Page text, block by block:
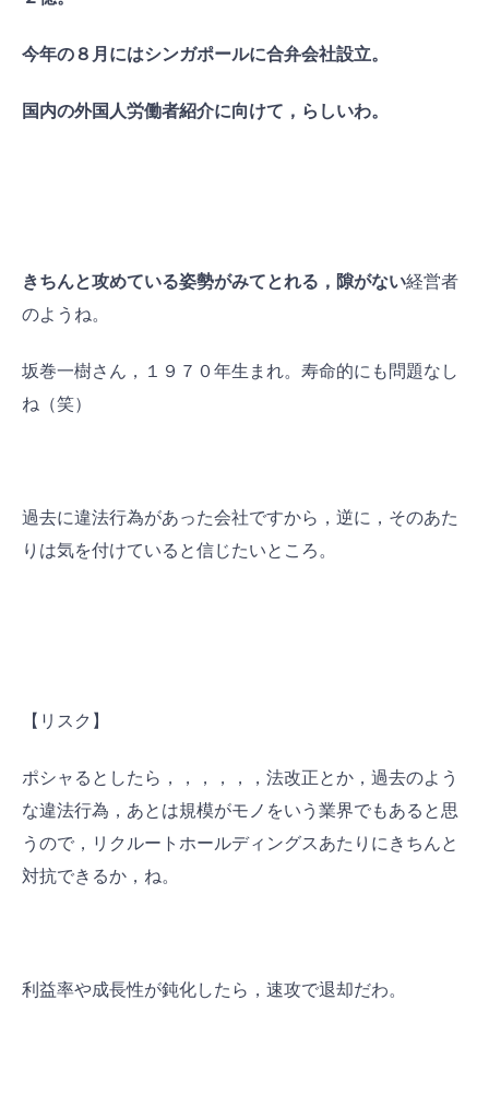
今年の８月にはシンガポールに合弁会社設立。
国内の外国人労働者紹介に向けて，らしいわ。
きちんと攻めている姿勢がみてとれる，隙がない経営者
のようね。
坂巻一樹さん，１９７０年生まれ。寿命的にも問題なし
ね（笑）
過去に違法行為があった会社ですから，逆に，そのあた
りは気を付けていると信じたいところ。
【リスク】
ポシャるとしたら，，，，，，法改正とか，過去のよう
な違法行為，あとは規模がモノをいう業界でもあると思
うので，リクルートホールディングスあたりにきちんと
対抗できるか，ね。
利益率や成長性が鈍化したら，速攻で退却だわ。